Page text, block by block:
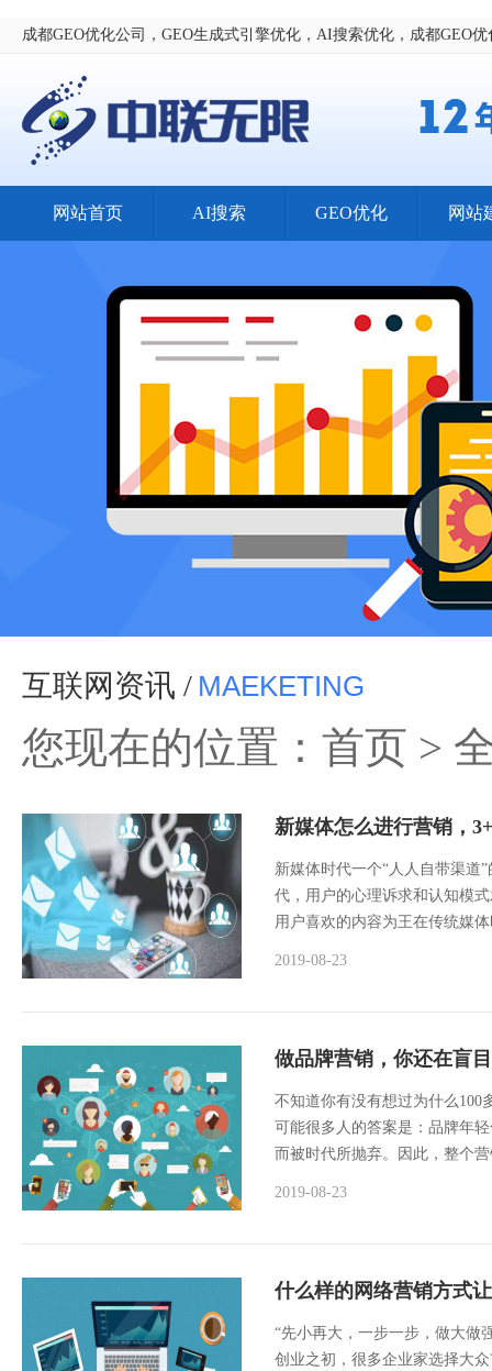
成都GEO优化公司，GEO生成式引擎优化，AI搜索优化，成都GEO
网站首页 AI搜索 GEO优化 网站
互联网资讯 / MAEKETING
您现在的位置： 首页 >
新媒体怎么进行营销，
新媒体时代一个“人人自带渠道
代，用户的心理诉求和认知模
用户喜欢的内容为王在传统媒
2019-08-23
做品牌营销，你还在盲
不知道你有没有想过为什么100
可能很多人的答案是：品牌年
而被时代所抛弃。因此，整个
2019-08-23
什么样的网络营销方式
“先小再大，一步一步，做大做
创业之初，很多企业家选择大